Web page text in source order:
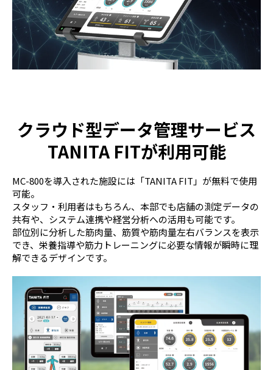
クラウド型データ管理サービス
TANITA FITが利用可能
MC-800を導入された施設には「TANITA FIT」が無料で使用
可能。
スタッフ・利用者はもちろん、本部でも店舗の測定データの
共有や、システム連携や経営分析への活用も可能です。
部位別に分析した筋肉量、筋質や筋肉量左右バランスを表示
でき、栄養指導や筋力トレーニングに必要な情報が瞬時に理
解できるデザインです。